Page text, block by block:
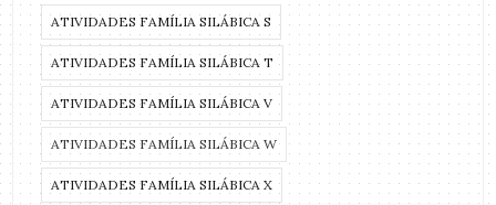
ATIVIDADES FAMÍLIA SILÁBICA S
ATIVIDADES FAMÍLIA SILÁBICA T
ATIVIDADES FAMÍLIA SILÁBICA V
ATIVIDADES FAMÍLIA SILÁBICA W
ATIVIDADES FAMÍLIA SILÁBICA X